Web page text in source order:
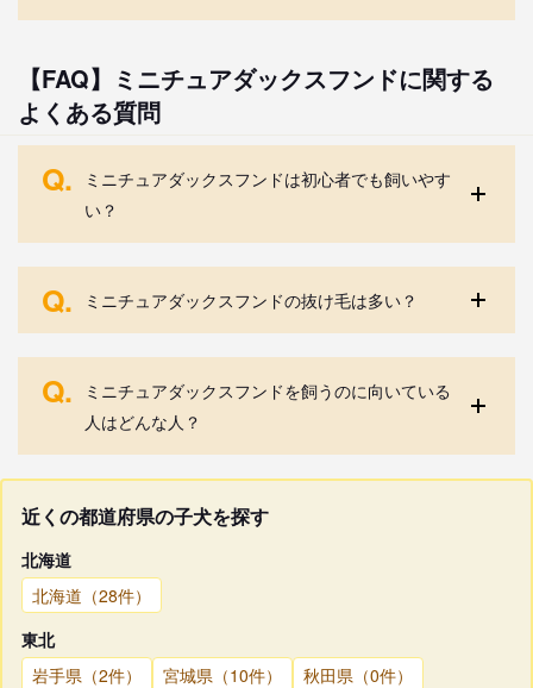
【FAQ】ミニチュアダックスフンドに関する
よくある質問
Q.
ミニチュアダックスフンドは初心者でも飼いやす
い？
Q. ミニチュアダックスフンドの抜け毛は多い？
Q.
ミニチュアダックスフンドを飼うのに向いている
人はどんな人？
近くの都道府県の子犬を探す
北海道
北海道（28件）
東北
岩手県（2件）
宮城県（10件）
秋田県（0件）